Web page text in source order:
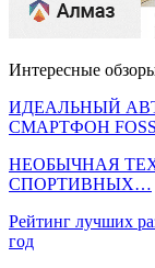
Интересные
ИДЕАЛЬНЫЙ
СМАРТФОН
НЕОБЫЧНАЯ
СПОРТИВНЫХ…
Рейтинг лучших
год